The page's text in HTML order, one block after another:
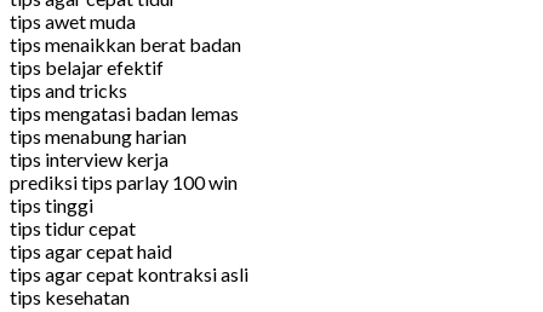
tips awet muda
tips menaikkan berat badan
tips belajar efektif
tips and tricks
tips mengatasi badan lemas
tips menabung harian
tips interview kerja
prediksi tips parlay 100 win
tips tinggi
tips tidur cepat
tips agar cepat haid
tips agar cepat kontraksi asli
tips kesehatan